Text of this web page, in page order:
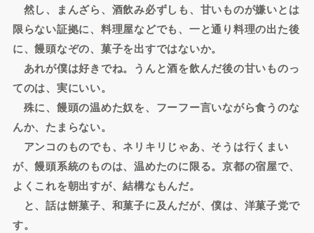
然し、まんざら、酒飲み必ずしも、甘いものが嫌いとは
限らない証拠に、料理屋などでも、一と通り料理の出た後
に、饅頭なぞの、菓子を出すではないか。
あれが僕は好きでね。うんと酒を飲んだ後の甘いものっ
てのは、実にいい。
殊に、饅頭の温めた奴を、フーフー言いながら食うのな
んか、たまらない。
アンコのものでも、ネリキリじゃあ、そうは行くまい
が、饅頭系統のものは、温めたのに限る。京都の宿屋で、
よくこれを朝出すが、結構なもんだ。
と、話は餅菓子、和菓子に及んだが、僕は、洋菓子党で
す。